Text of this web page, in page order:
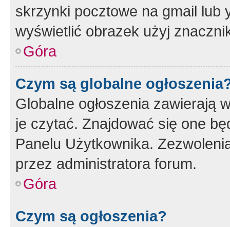
skrzynki pocztowe na gmail lub
wyświetlić obrazek użyj
Góra
Czym są globalne
Globalne ogłoszenia zawierają
je czytać. Znajdować się one
Panelu Użytkownika.
przez administratora forum.
Góra
Czym są ogłoszenia?